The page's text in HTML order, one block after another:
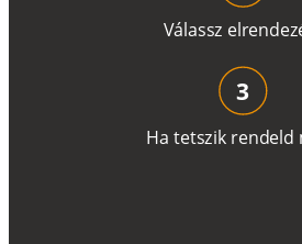
Válassz elrendez
Ha tetszik rendeld
3